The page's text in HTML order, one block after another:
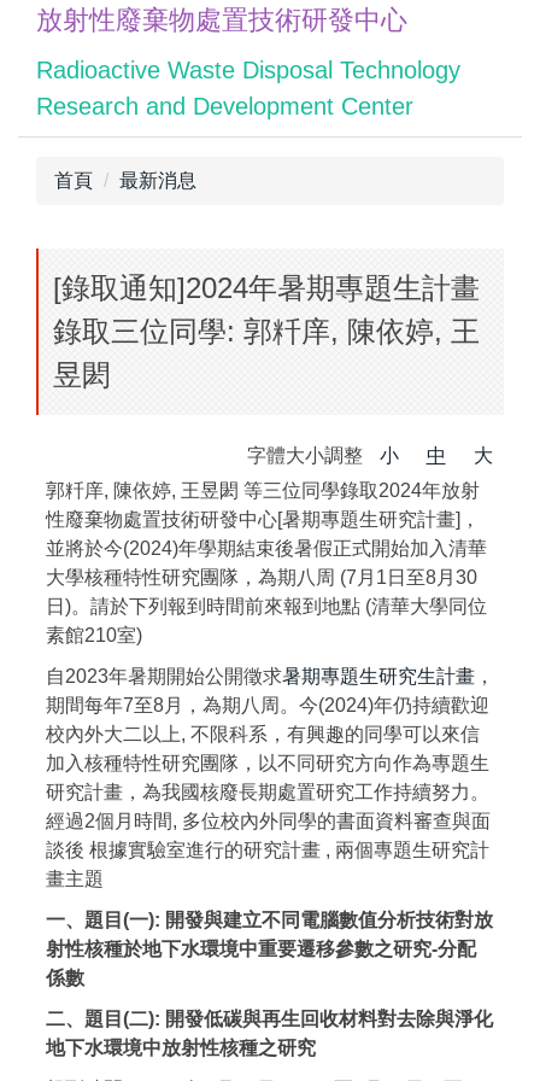
內
放射性廢棄物處置技術研發中心
Radioactive Waste Disposal Technology
Research and Development Center
首頁 最新消息
[錄取通知]2024年暑期專題生計畫
錄取三位同學: 郭粁庠, 陳依婷, 王
昱閎
字體大小調整 小 中
大
郭粁庠, 陳依婷, 王昱閎 等三位同學錄取2024年放射
性廢棄物處置技術研發中心[暑期專題生研究計畫]，
並將於今(2024)年學期結束後暑假正式開始加入清華
大學核種特性研究團隊，為期八周 (7月1日至8月30
日)。請於下列報到時間前來報到地點 (清華大學同位
素館210室)
自2023年暑期開始公開徵求暑期專題生研究生計畫 ，
期間每年7至8月，為期八周。今(2024)年仍持續歡迎
校內外大二以上, 不限科系，有興趣的同學可以來信
加入核種特性研究團隊，以不同研究方向作為專題生
研究計畫，為我國核廢長期處置研究工作持續努力。
經過2個月時間, 多位校內外同學的書面資料審查與面
談後 根據實驗室進行的研究計畫 , 兩個專題生研究計
畫主題
一、題目(一): 開發與建立不同電腦數值分析技術對放
射性核種於地下水環境中重要遷移參數之研究-分配
係數
二、題目(二): 開發低碳與再生回收材料對去除與淨化
地下水環境中放射性核種之研究